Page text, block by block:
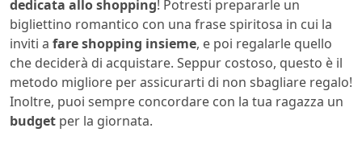
dedicata allo shopping! Potresti prepararle un
bigliettino romantico con una frase spiritosa in cui la
inviti a fare shopping insieme, e poi regalarle quello
che deciderà di acquistare. Seppur costoso, questo è il
metodo migliore per assicurarti di non sbagliare regalo!
Inoltre, puoi sempre concordare con la tua ragazza un
budget per la giornata.